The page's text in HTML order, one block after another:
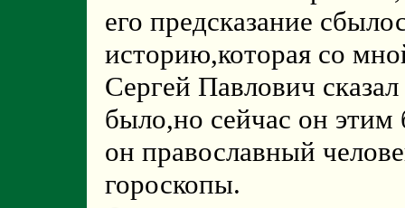
его предсказание
историю,которая со
Сергей Павлович
было,но сейчас он этим
он православный
гороскопы.